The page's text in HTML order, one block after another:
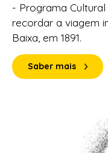
- Programa
recordar a viagem
Baixa, em 1891.
Saber mais